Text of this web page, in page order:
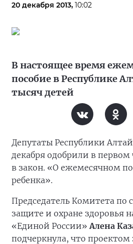
20 декабря 2013, 10:02
В настоящее время
пособие в Республике
тысяч детей
Депутаты Республики
декабря одобрили в
в закон. «О ежемесячном
ребенка».
Председатель Комитета по
защите и охране здоровья
«Единой России»Алена
подчеркнула, что проектом